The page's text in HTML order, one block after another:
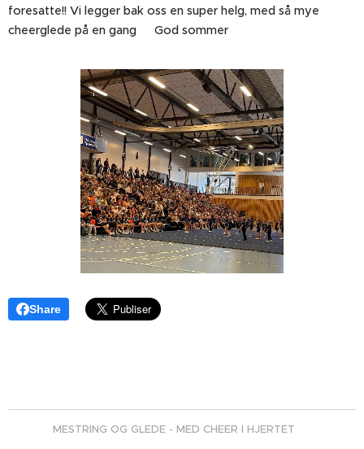
foresatte!! Vi legger bak oss en super helg, med så mye
cheerglede på en gang🤸‍♀️ God sommer☀️
Share
MESTRING OG GLEDE - MED CHEER I HJERTET ♥️